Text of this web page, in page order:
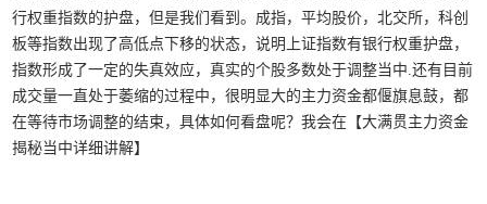
行权重指数的护盘，但是我们看到。成指，平均股价，北交所，科创
板等指数出现了高低点下移的状态，说明上证指数有银行权重护盘，
指数形成了一定的失真效应，真实的个股多数处于调整当中.还有目前
成交量一直处于萎缩的过程中，很明显大的主力资金都偃旗息鼓，都
在等待市场调整的结束，具体如何看盘呢？我会在【大满贯主力资金
揭秘当中详细讲解】